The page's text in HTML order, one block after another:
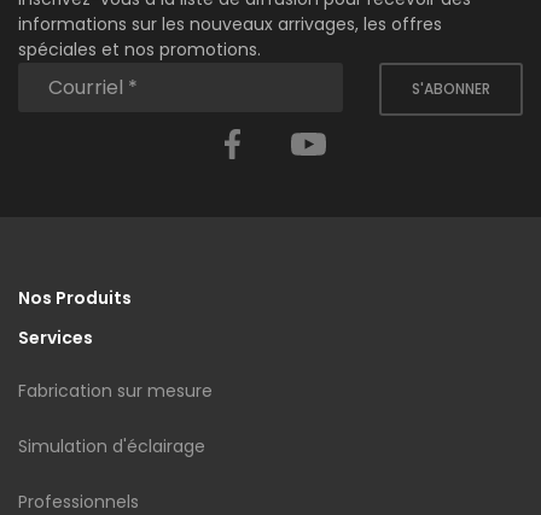
informations sur les nouveaux arrivages, les offres
spéciales et nos promotions.
S'ABONNER
Facebook
Nos Produits
Services
Fabrication sur mesure
Simulation d'éclairage
Professionnels